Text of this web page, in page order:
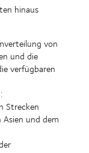
hinaus
von
und die
verfügbaren
Strecken
und dem